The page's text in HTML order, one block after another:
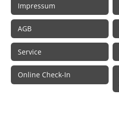
Impressum
AGB
Service
Online Check-In